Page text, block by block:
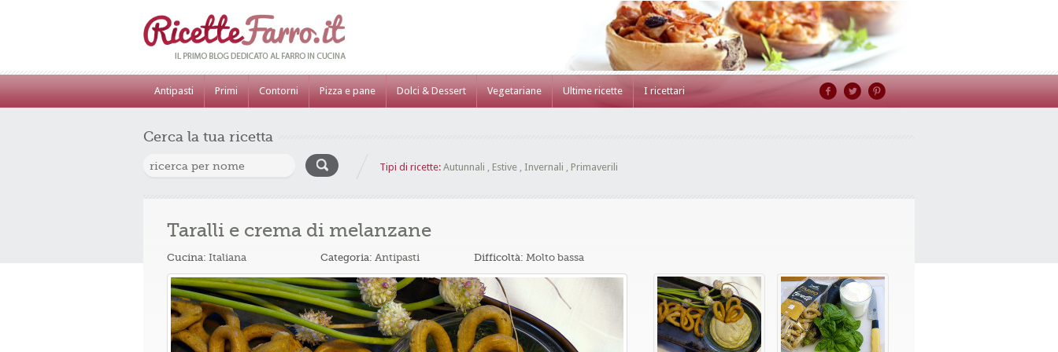
Antipasti Primi Contorni Pizza e pane Dolci & Dessert Vegetariane Ultime ricette I ricettari
Cerca la tua ricetta
Tipi di ricette: Autunnali , Estive , Invernali , Primaverili
Taralli e crema di melanzane
Cucina: Italiana Categoria: Antipasti Difficoltà: Molto bassa